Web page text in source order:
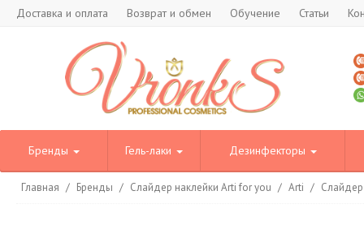
Доставка и оплата Возврат и обмен Обучение Статьи
Бренды Гель-лаки Дезинфекторы
Главная / Бренды / Слайдер наклейки Arti for you / Arti /